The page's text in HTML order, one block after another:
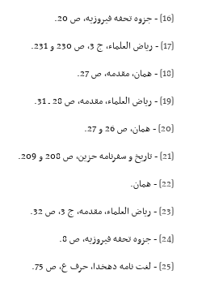
[16]
- جزوه تحفه فیروزیه، ص 20.
[17]
- ریاض العلماء، ج 3، ص 230 و 231.
[18]
- همان، مقدمه، ص 27.
[19]
- ریاض العلماء، مقدمه، ص 28 ـ 31.
[20]
- همان، ص 26 و 27.
[21]
- تاریخ و سفرنامه حزین، ص 208 و 209.
[22]
- همان.
[23]
- ریاض العلماء، مقدمه، ج 3، ص 32.
[24]
- جزوه تحفه فیروزیه، ص 8.
[25]
- لغت نامه دهخدا، حرف ع، ص 75.